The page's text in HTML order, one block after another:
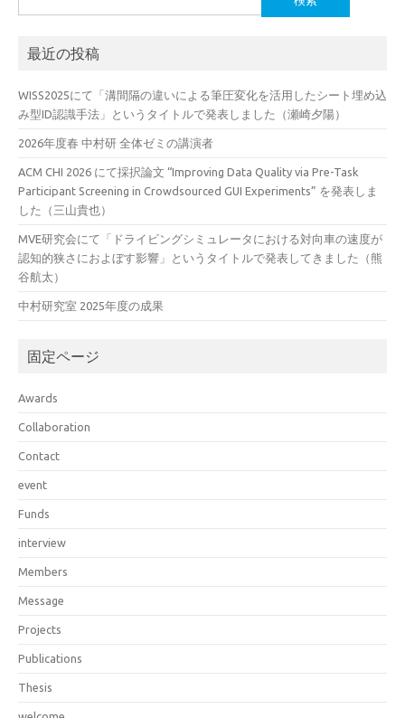
索:
最近の投稿
WISS2025にて「溝間隔の違いによる筆圧変化を活用したシート埋め込
み型ID認識手法」というタイトルで発表しました（瀬崎夕陽）
2026年度春 中村研 全体ゼミの講演者
ACM CHI 2026 にて採択論文 “Improving Data Quality via Pre-Task
Participant Screening in Crowdsourced GUI Experiments” を発表しま
した（三山貴也）
MVE研究会にて「ドライビングシミュレータにおける対向車の速度が
認知的狭さにおよぼす影響」というタイトルで発表してきました（熊
谷航太）
中村研究室 2025年度の成果
固定ページ
Awards
Collaboration
Contact
event
Funds
interview
Members
Message
Projects
Publications
Thesis